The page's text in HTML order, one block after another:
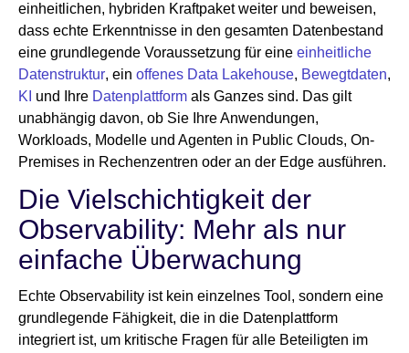
einheitlichen, hybriden Kraftpaket weiter und beweisen,
dass echte Erkenntnisse in den gesamten Datenbestand
eine grundlegende Voraussetzung für eine einheitliche
Datenstruktur, ein offenes Data Lakehouse, Bewegtdaten,
KI und Ihre Datenplattform als Ganzes sind. Das gilt
unabhängig davon, ob Sie Ihre Anwendungen,
Workloads, Modelle und Agenten in Public Clouds, On-
Premises in Rechenzentren oder an der Edge ausführen.
Die Vielschichtigkeit der
Observability: Mehr als nur
einfache Überwachung
Echte Observability ist kein einzelnes Tool, sondern eine
grundlegende Fähigkeit, die in die Datenplattform
integriert ist, um kritische Fragen für alle Beteiligten im